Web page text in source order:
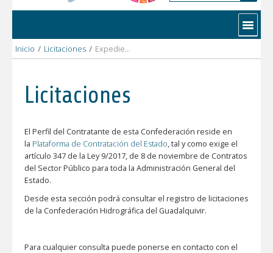
Inicio / Licitaciones / Expediente: SE(CO)-7230
Licitaciones
El Perfil del Contratante de esta Confederación reside en
la Plataforma de Contratación del Estado, tal y como exige el
artículo 347 de la Ley 9/2017, de 8 de noviembre de Contratos
del Sector Público para toda la Administración General del
Estado.
Desde esta sección podrá consultar el registro de licitaciones
de la Confederación Hidrográfica del Guadalquivir.
Para cualquier consulta puede ponerse en contacto con el